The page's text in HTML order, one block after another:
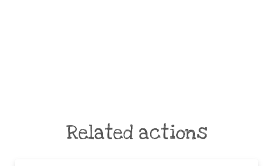
Related actions